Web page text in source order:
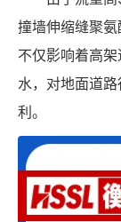
撞墙伸缩缝聚
不仅影响着高
水，对地面道
利。